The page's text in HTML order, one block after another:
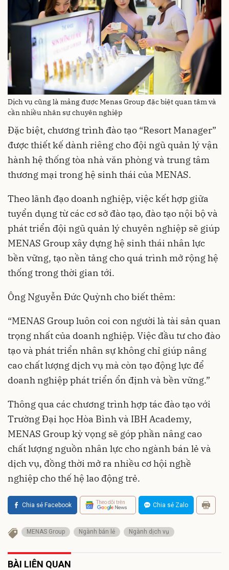
Dịch vụ cũng là mảng được Menas Group đặc biệt quan tâm và
cần nhiều nhân sự chuyên nghiệp
Đặc biệt, chương trình đào tạo “Resort Manager”
được thiết kế dành riêng cho đội ngũ quản lý vận
hành hệ thống tòa nhà văn phòng và trung tâm
thương mại trong hệ sinh thái của MENAS.
Theo lãnh đạo doanh nghiệp, việc kết hợp giữa
tuyển dụng từ các cơ sở đào tạo, đào tạo nội bộ và
phát triển đội ngũ quản lý chuyên nghiệp sẽ giúp
MENAS Group xây dựng hệ sinh thái nhân lực
bền vững, tạo nền tảng cho quá trình mở rộng hệ
thống trong thời gian tới.
Ông Nguyễn Đức Quỳnh cho biết thêm:
“MENAS Group luôn coi con người là tài sản quan
trọng nhất của doanh nghiệp. Việc đầu tư cho đào
tạo và phát triển nhân sự không chỉ giúp nâng
cao chất lượng dịch vụ mà còn tạo động lực để
doanh nghiệp phát triển ổn định và bền vững.”
Thông qua các chương trình hợp tác đào tạo với
Trường Đại học Hòa Bình và IBH Academy,
MENAS Group kỳ vọng sẽ góp phần nâng cao
chất lượng nguồn nhân lực cho ngành bán lẻ và
dịch vụ, đồng thời mở ra nhiều cơ hội nghề
nghiệp cho thế hệ lao động trẻ.
Chia sẻ Facebook Theo dõi trên Chia sẻ Zalo
MENAS Group Ngành bán lẻ Ngành dịch vụ
BÀI LIÊN QUAN